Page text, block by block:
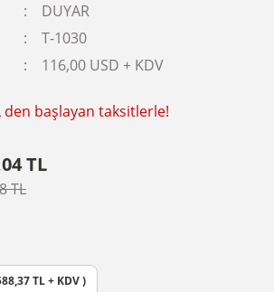
DUYAR
T-1030
116,00 USD + KDV
den başlayan taksitlerle!
TL
TL
TL + KDV )